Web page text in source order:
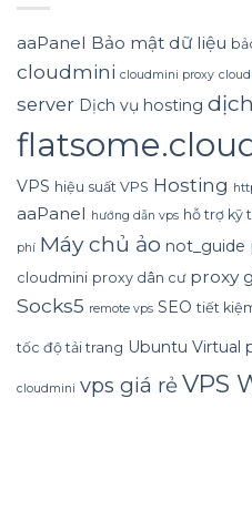
aaPanel Bảo mật dữ liệu
cloudmini cloudmini proxy
server Dịch vụ hosting
VPS hiệu suất VPS Hosting
aaPanel hướng dẫn vps hỗ trợ kỹ
phí Máy chủ ảo not_guide
cloudmini proxy dân cư proxy
Socks5 remote vps SEO tiết
tốc độ tải trang Ubuntu Virtual
cloudmini vps giá rẻVPS